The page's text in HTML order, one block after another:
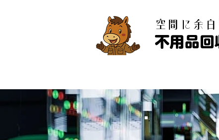
空間に余
不用品回